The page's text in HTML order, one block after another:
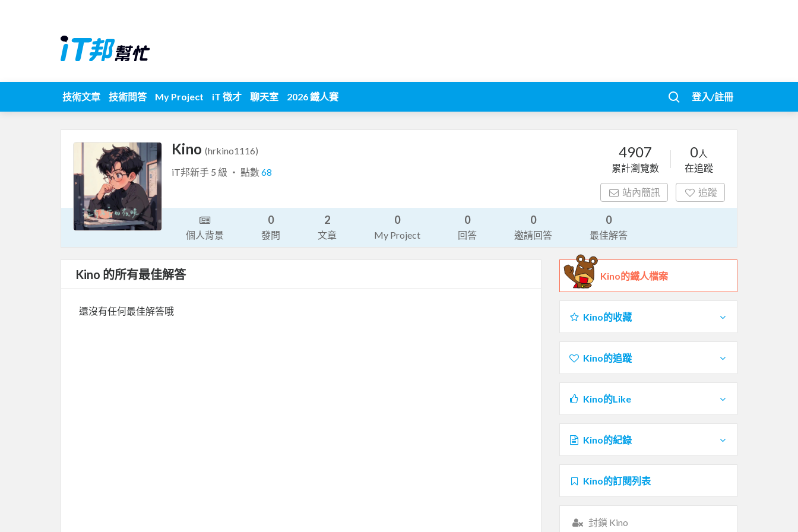
技術文章 技術問答 My Project iT 徵才 聊天室 2026 鐵人賽 登入/註冊
Kino (hrkino1116)
iT邦新手 5 級 ‧ 點數68
4907
累計瀏覽數
0人
在追蹤
站內簡訊 追蹤
個人背景
0
發問
2
文章
0
My Project
0
回答
0
邀請回答
0
最佳解答
Kino 的所有最佳解答
還沒有任何最佳解答哦
Kino的鐵人檔案
Kino的收藏
Kino的追蹤
Kino的Like
Kino的紀錄
Kino的訂閱列表
封鎖 Kino